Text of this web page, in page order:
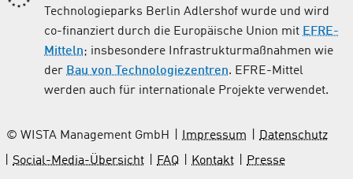
Technologieparks Berlin Adlershof wurde und wird
co-finanziert durch die Europäische Union mit EFRE-
Mitteln; insbesondere Infrastrukturmaßnahmen wie
der Bau von Technologiezentren. EFRE-Mittel
werden auch für internationale Projekte verwendet.
© WISTA Management GmbH Impressum
Datenschutz
Social-Media-Übersicht
FAQ Kontakt Presse